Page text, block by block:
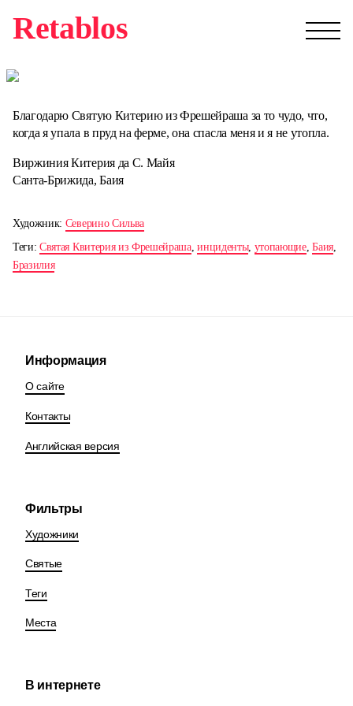
Retablos
Благодарю Святую Китерию из Фрешейраша за то чудо, что,
когда я упала в пруд на ферме, она спасла меня и я не утопла.
Виржиния Китерия да С. Майя
Санта-Брижида, Баия
Художник: Северино Сильва
Теги:Святая Квитерия из Фрешейраша,инциденты, утопающие,Баия,
Бразилия
Информация
О сайте
Контакты
Английская версия
Фильтры
Художники
Святые
Теги
Места
В интернете